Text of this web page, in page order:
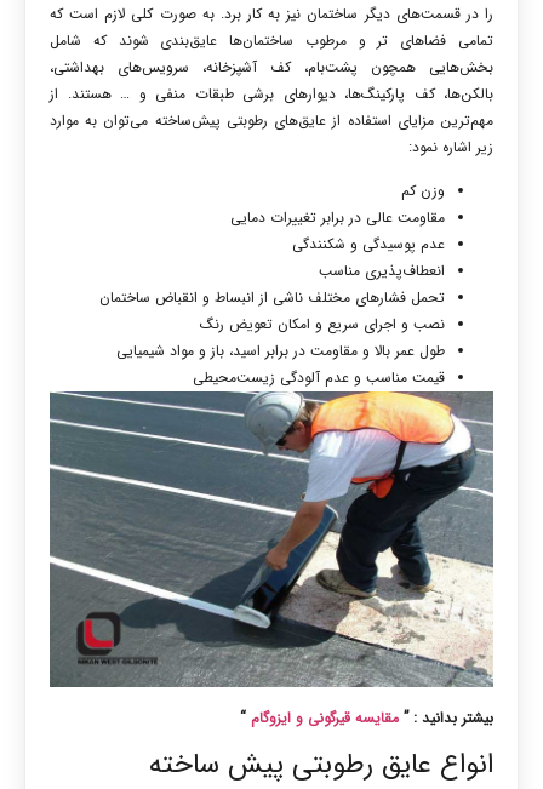
را در قسمت‌های دیگر ساختمان نیز به کار برد. به صورت کلی لازم است که
تمامی فضاهای تر و مرطوب ساختمان‌ها عایق‌بندی شوند که شامل
بخش‌هایی همچون پشت‌بام، کف آشپزخانه، سرویس‌های بهداشتی،
بالکن‌ها، کف پارکینگ‌ها، دیوارهای برشی طبقات منفی و … هستند. از
مهم‌ترین مزایای استفاده از عایق‌های رطوبتی پیش‌ساخته می‌توان به موارد
زیر اشاره نمود:
وزن کم
مقاومت عالی در برابر تغییرات دمایی
عدم پوسیدگی و شکنندگی
انعطاف‌پذیری مناسب
تحمل فشارهای مختلف ناشی از انبساط و انقباض ساختمان
نصب و اجرای سریع و امکان تعویض رنگ
طول عمر بالا و مقاومت در برابر اسید، باز و مواد شیمیایی
قیمت مناسب و عدم آلودگی زیست‌محیطی
بیشتر بدانید : ” مقایسه قیرگونی و ایزوگام “
انواع عایق رطوبتی پیش‌ ساخته